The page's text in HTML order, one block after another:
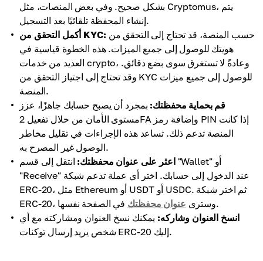
بشكل صحيح. وفي بعض المنصات، مثل Cryptomus، يتم
إنشاء المحفظة تلقائيًا بعد التسجيل.
أكمل التحقق من KYC:
هويتك للوصول إلى جميع الميزات. هذه الخطوة قياسية في
العديد من خدمات crypto، وعادةً لا تستغرق سوى بضع دقائق.
وقد تحتاج إلى اجتياز التحقق من KYC للوصول إلى جميع ميزات
المنصة.
قم بحماية محفظتك: بمجرد أن يصبح حسابك جاهزًا، عزز
مستوى الأمان من خلال تفعيل 2FA وإضافة رمز PIN إذا كانت
المنصة تدعم ذلك. تساعد هذه الإجراءات في تقليل مخاطر
الوصول غير المصرح به.
اعثر على عنوان محفظتك: انتقل إلى قسم "Wallet" أو
"Receive" عند الدخول إلى حسابك. اختر أي عملة تدعم شبكة
ERC-20، مثل Ethereum أو USDT أو USDC. ثم اختر شبكة
ERC-20، وسترى عنوان محفظتك
في الصفحة نفسها.
انسخ العنوان وشاركه: يمكنك نسخ العنوان ومشاركته مع أي
شخص يريد إرسال توكنات ERC-20 إليك.